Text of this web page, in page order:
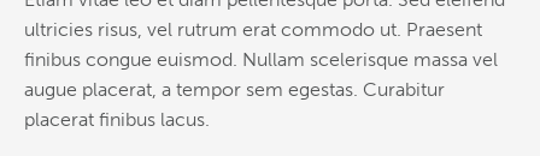
ultricies risus, vel rutrum erat commodo ut. Praesent
finibus congue euismod. Nullam scelerisque massa vel
augue placerat, a tempor sem egestas. Curabitur
placerat finibus lacus.